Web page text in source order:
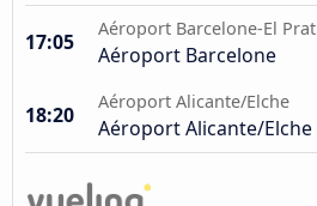
17:05
Aéroport Barcelone-El Prat
Aéroport Barcelone
18:20
Aéroport Alicante/Elche
Aéroport Alicante/Elche